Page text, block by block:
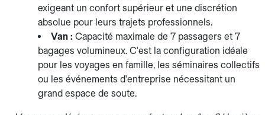
exigeant un confort supérieur et une discrétion
absolue pour leurs trajets professionnels.
Van : Capacité maximale de 7 passagers et 7
bagages volumineux. C'est la configuration idéale
pour les voyages en famille, les séminaires collectifs
ou les événements d'entreprise nécessitant un
grand espace de soute.